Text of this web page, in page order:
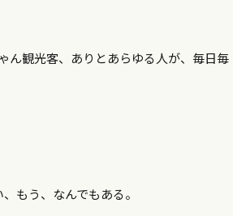
ん観光客、ありとあらゆる人が、毎日毎
もう、なんでもある。